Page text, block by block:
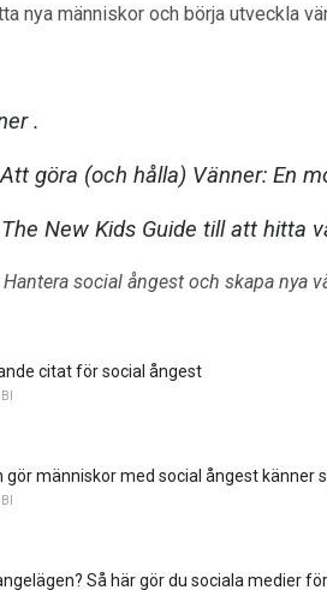
nya människor och börja utveckla
.
Att göra (och hålla) Vänner: En
The New Kids Guide till att hitta
Hantera social ångest och skapa nya
citat för social ångest
gör människor med social ångest känner
Så här gör du sociala medier